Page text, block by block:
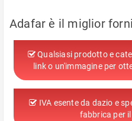
Adafar è il miglior
Qualsiasi prodotto e
link o un'immagine per
IVA esente da dazio e
fabbrica per